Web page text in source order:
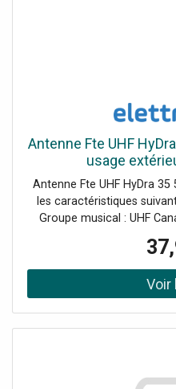
Antenne Fte UHF
usage
Antenne Fte UHF HyDra
les caractéristiques
Groupe musical : UHF
(H/V)-° 35 / 40 Résistance
N 97 Type de
Polarisation horizontale et
mât - mm 28 ÷ 60
Accessoires inclus